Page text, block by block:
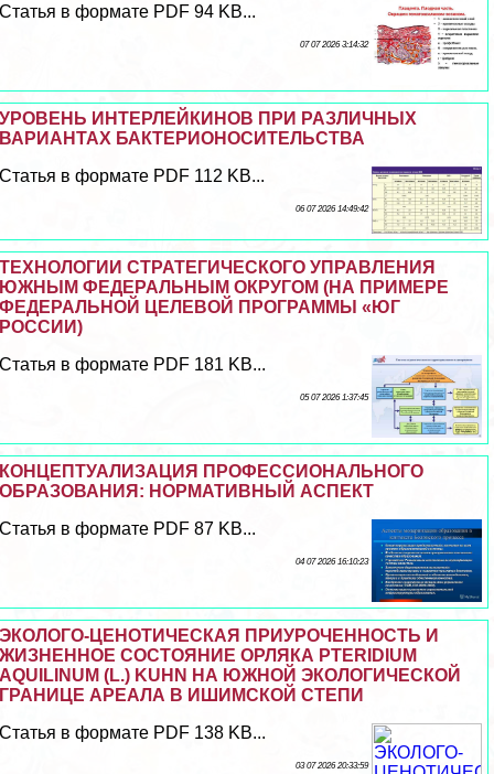
Статья в формате PDF 94 KB...
07 07 2026 3:14:32
УРОВЕНЬ ИНТЕРЛЕЙКИНОВ ПРИ РАЗЛИЧНЫХ
ВАРИАНТАХ БАКТЕРИОНОСИТЕЛЬСТВА
Статья в формате PDF 112 KB...
06 07 2026 14:49:42
ТЕХНОЛОГИИ СТРАТЕГИЧЕСКОГО УПРАВЛЕНИЯ
ЮЖНЫМ ФЕДЕРАЛЬНЫМ ОКРУГОМ (НА ПРИМЕРЕ
ФЕДЕРАЛЬНОЙ ЦЕЛЕВОЙ ПРОГРАММЫ «ЮГ
РОССИИ)
Статья в формате PDF 181 KB...
05 07 2026 1:37:45
КОНЦЕПТУАЛИЗАЦИЯ ПРОФЕССИОНАЛЬНОГО
ОБРАЗОВАНИЯ: НОРМАТИВНЫЙ АСПЕКТ
Статья в формате PDF 87 KB...
04 07 2026 16:10:23
ЭКОЛОГО-ЦЕНОТИЧЕСКАЯ ПРИУРОЧЕННОСТЬ И
ЖИЗНЕННОЕ СОСТОЯНИЕ ОРЛЯКА PTERIDIUM
AQUILINUM (L.) KUHN НА ЮЖНОЙ ЭКОЛОГИЧЕСКОЙ
ГРАНИЦЕ АРЕАЛА В ИШИМСКОЙ СТЕПИ
Статья в формате PDF 138 KB...
03 07 2026 20:33:59